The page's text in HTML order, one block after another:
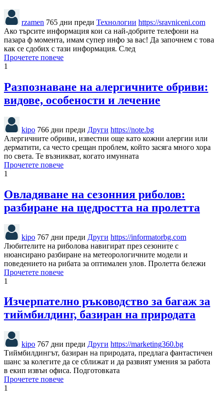
rzamen 765 дни преди Технологии https://sravniceni.com
Ако търсите информация кои са най-добрите телефони на
пазара ф момента, имам супер инфо за вас! Да започнем с това
как се сдобих с тази информация. След
Прочетете повече
1
Разпознаване на алергичните обриви:
видове, особености и лечение
kipo 766 дни преди Други https://note.bg
Алергичните обриви, известни още като кожни алергии или
дерматити, са често срещан проблем, който засяга много хора
по света. Те възникват, когато имунната
Прочетете повече
1
Овладяване на сезонния риболов:
разбиране на щедростта на пролетта
kipo 767 дни преди Други https://informatorbg.com
Любителите на риболова навигират през сезоните с
нюансирано разбиране на метеорологичните модели и
поведението на рибата за оптимален улов. Пролетта бележи
Прочетете повече
1
Изчерпателно ръководство за багаж за
тиймбилдинг, базиран на природата
kipo 767 дни преди Други https://marketing360.bg
Тиймбилдингът, базиран на природата, предлага фантастичен
шанс за колегите да се сближат и да развият умения за работа
в екип извън офиса. Подготовката
Прочетете повече
1